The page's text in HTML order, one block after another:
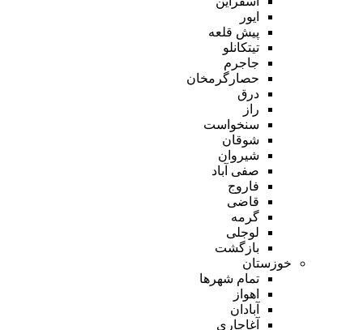
ایور
پیش قلعه
تیتکانلو
جاجرم
حصارگرمخان
درق
راز
سنخواست
شوقان
شیروان
صفی آباد
فاروج
قاضی
گرمه
لوجلی
بازگشت
خوزستان
تمام شهر‌ها
اهواز
آبادان
آغاجاری